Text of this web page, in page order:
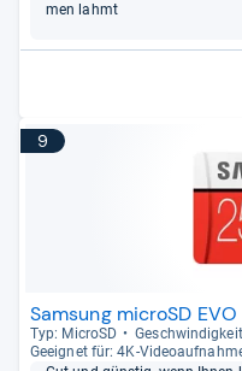
men lahmt
9
Samsung microSD
Typ: MicroSD
Geeig­net für: 4K-​